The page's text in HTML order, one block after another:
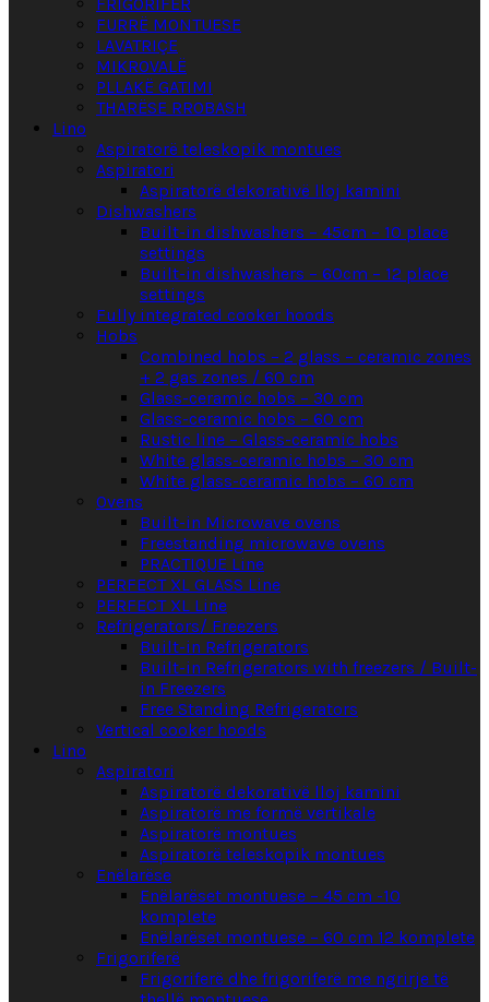
FRIGORIFER
FURRË MONTUESE
LAVATRIÇE
MIKROVALË
PLLAKË GATIMI
THARËSE RROBASH
Lino
Aspiratorë teleskopik montues
Aspiratori
Aspiratorë dekorativë lloj kamini
Dishwashers
Built-in dishwashers – 45cm – 10 place
settings
Built-in dishwashers – 60cm – 12 place
settings
Fully integrated cooker hoods
Hobs
Combined hobs – 2 glass – ceramic zones
+ 2 gas zones / 60 cm
Glass-ceramic hobs – 30 cm
Glass-ceramic hobs – 60 cm
Rustic line – Glass-ceramic hobs
White glass-ceramic hobs – 30 cm
White glass-ceramic hobs – 60 cm
Ovens
Built-in Microwave ovens
Freestanding microwave ovens
PRACTIQUE Line
PERFECT XL GLASS Line
PERFECT XL Line
Refrigerators/ Freezers
Built-in Refrigerators
Built-in Refrigerators with freezers / Built-
in Freezers
Free Standing Refrigerators
Vertical cooker hoods
Lino
Aspiratori
Aspiratorë dekorativë lloj kamini
Aspiratorë me formë vertikale
Aspiratorë montues
Aspiratorë teleskopik montues
Enëlarëse
Enëlarëset montuese – 45 cm -10
komplete
Enëlarëset montuese – 60 cm 12 komplete
Frigoriferë
Frigoriferë dhe frigoriferë me ngrirje të